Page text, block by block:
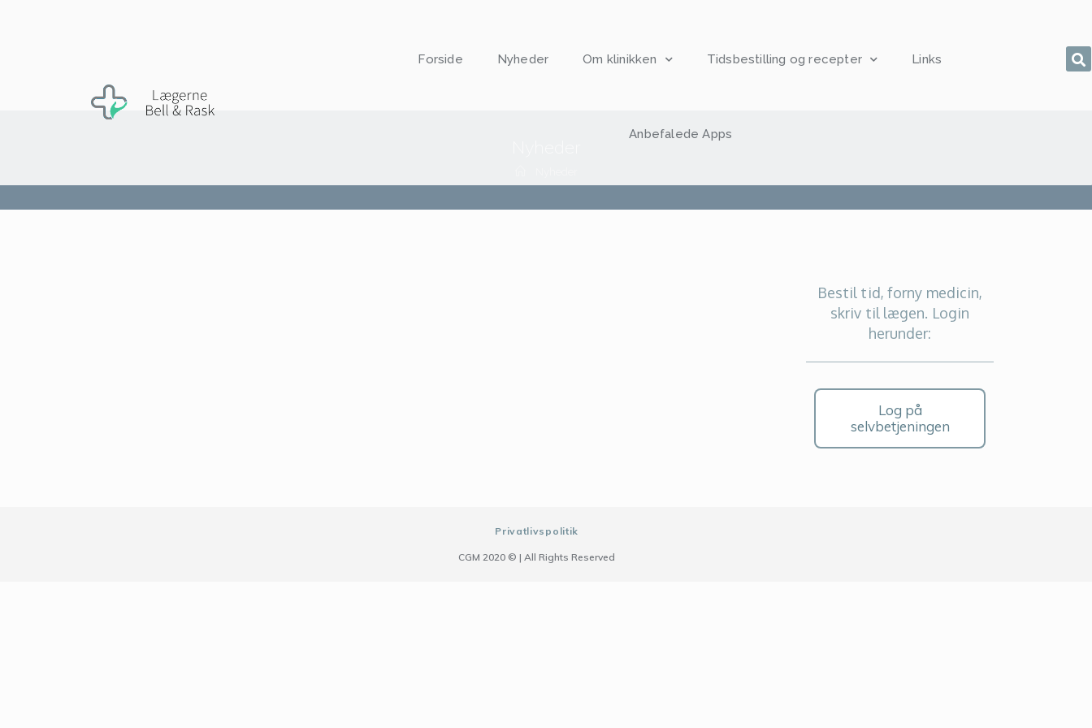
Forside Nyheder Om klinikken Tidsbestilling og recepter Links
Anbefalede Apps
Bestil tid, forny medicin,
skriv til lægen. Login
herunder:
Log på
selvbetjeningen
Privatlivspolitik
CGM 2020 ©​ | All Rights Reserved